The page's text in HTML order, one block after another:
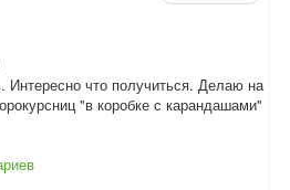
Интересно что получиться. Делаю на
"в коробке с карандашами"